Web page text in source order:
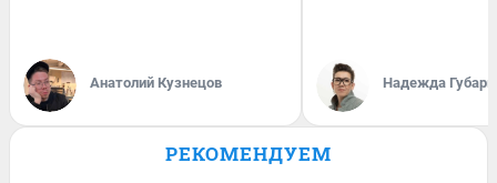
Анатолий Кузнецов Надежда Губарь
РЕКОМЕНДУЕМ